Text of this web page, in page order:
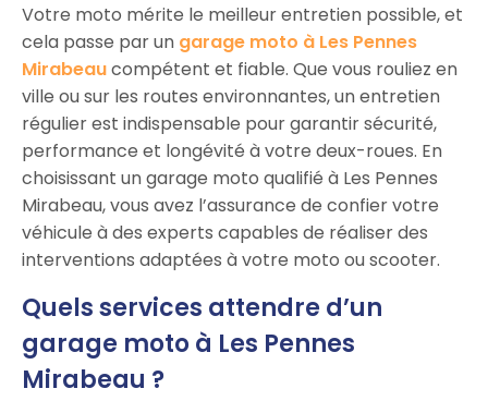
Votre moto mérite le meilleur entretien possible, et
cela passe par un garage moto à Les Pennes
Mirabeaucompétent et fiable. Que vous rouliez en
ville ou sur les routes environnantes, un entretien
régulier est indispensable pour garantir sécurité,
performance et longévité à votre deux-roues. En
choisissant un garage moto qualifié à Les Pennes
Mirabeau, vous avez l’assurance de confier votre
véhicule à des experts capables de réaliser des
interventions adaptées à votre moto ou scooter.
Quels services attendre d’un
garage moto à Les Pennes
Mirabeau ?